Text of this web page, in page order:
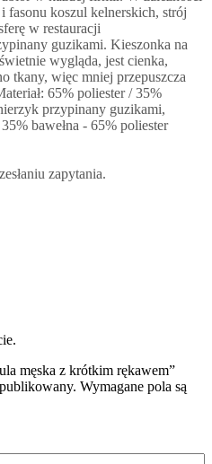
fasonu koszul kelnerskich, strój
w restauracji
guzikami. Kieszonka na
wygląda, jest cienka,
tkany, więc mniej przepuszcza
65% poliester / 35%
przypinany guzikami,
bawełna - 65% poliester
zapytania.
męska z krótkim rękawem”
Wymagane pola są